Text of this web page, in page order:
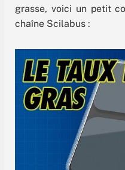
grasse, voici un petit
chaîne Scilabus :